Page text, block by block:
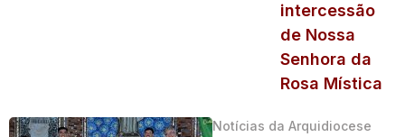
intercessão
de Nossa
Senhora da
Rosa Mística
Notícias da Arquidiocese